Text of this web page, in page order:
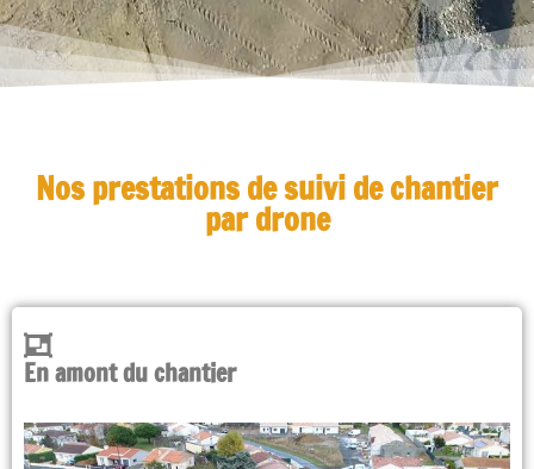
Nos prestations de suivi de chantier
par drone
En amont du chantier